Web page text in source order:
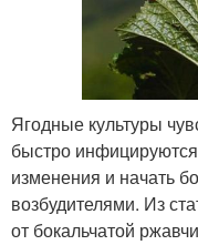
Ягодные культуры
быстро
изменения и начать
возбудителями. Из
от бокальчатой